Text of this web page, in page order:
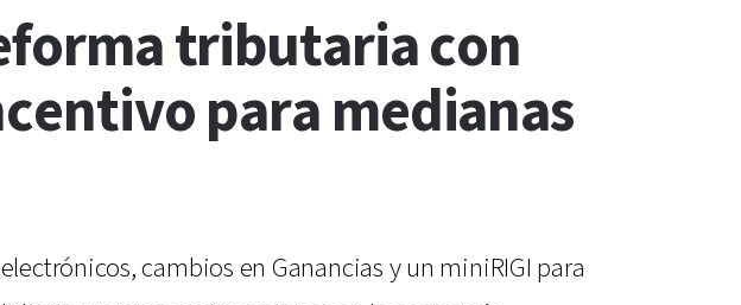
tributaria con
para medianas
cambios en Ganancias y un miniRIGI para